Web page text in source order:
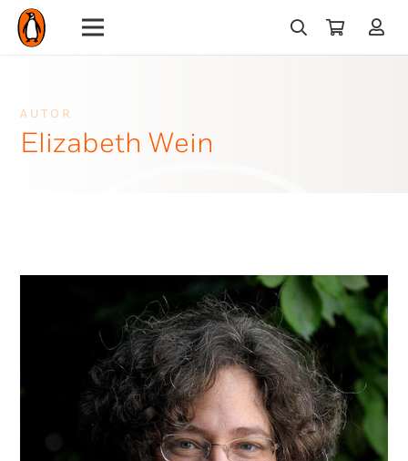
AUTOR
Elizabeth Wein